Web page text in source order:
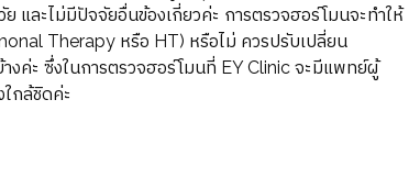
และไม่มีปัจจัยอื่นข้องเกี่ยวค่ะ การตรวจฮอร์โมนจะทำให้
Therapy หรือ HT) หรือไม่ ควรปรับเปลี่ยน
งค่ะ ซึ่งในการตรวจฮอร์โมนที่ EY Clinic จะมีแพทย์ผู้
กล้ชิดค่ะ